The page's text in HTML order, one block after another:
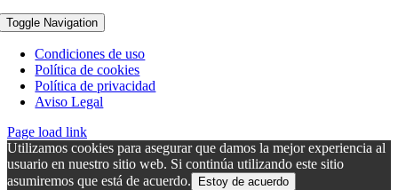
Toggle Navigation
Condiciones de uso
Política de cookies
Política de privacidad
Aviso Legal
Page load link
Utilizamos cookies para asegurar que damos la mejor experiencia al
usuario en nuestro sitio web. Si continúa utilizando este sitio
asumiremos que está de acuerdo.
Estoy de acuerdo